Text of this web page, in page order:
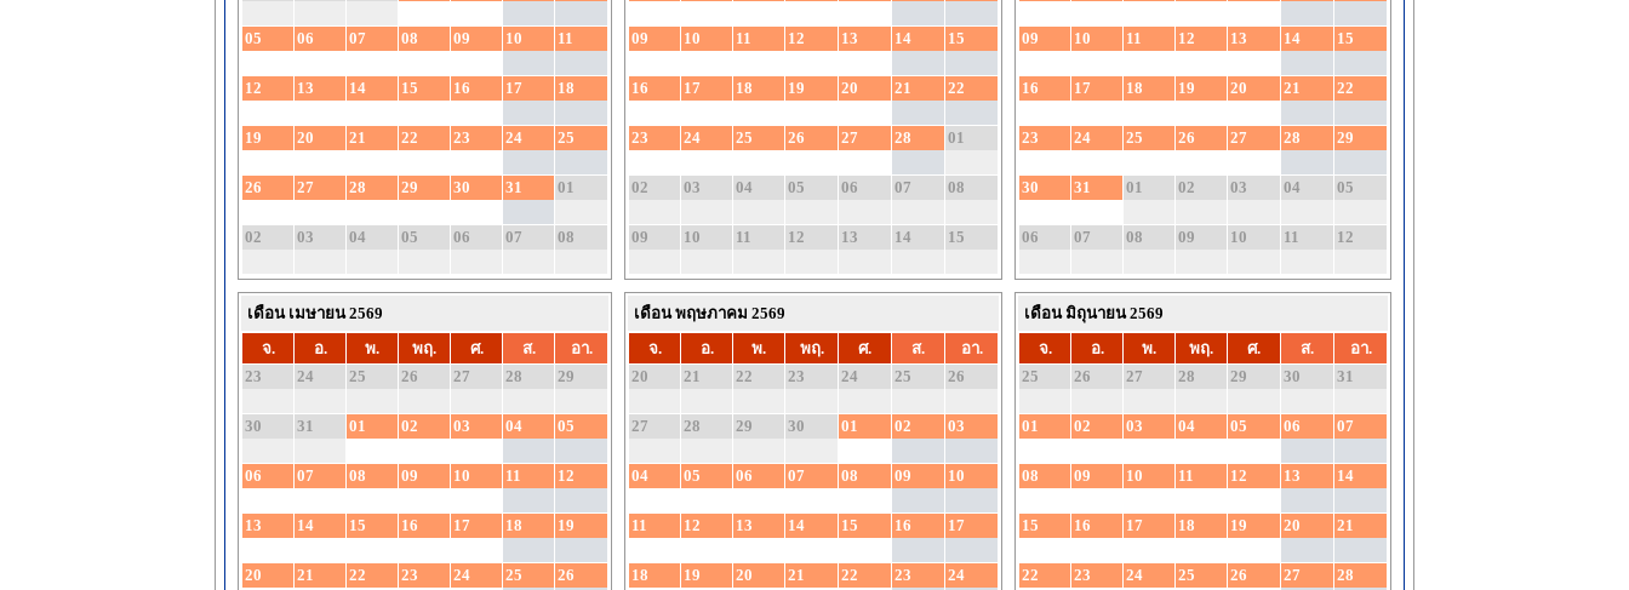
05 06 07 08 09 10 11
12 13 14 15 16 17 18
19 20 21 22 23 24 25
26 27 28 29 30 31 01
02 03 04 05 06 07 08
09 10 11 12 13 14 15
16 17 18 19 20 21 22
23 24 25 26 27 28 01
02 03 04 05 06 07 08
09 10 11 12 13 14 15
09 10 11 12 13 14 15
16 17 18 19 20 21 22
23 24 25 26 27 28 29
30 31 01 02 03 04 05
06 07 08 09 10 11 12
เดือน เมษายน 2569
จ.
อ. พ. พฤ. ศ. ส.
อา.
23
24 25 26 27 28 29
30 31 01 02 03 04 05
06 07 08 09 10 11 12
13 14 15 16 17 18 19
20 21 22 23 24 25 26
เดือน พฤษภาคม 2569
จ.
อ. พ. พฤ. ศ. ส.
อา.
20
21 22 23 24 25 26
27 28 29 30 01 02 03
04 05 06 07 08 09 10
11 12 13 14 15 16 17
18 19 20 21 22 23 24
เดือน มิถุนายน 2569
จ.
อ. พ. พฤ. ศ. ส.
อา.
25
26 27 28 29 30 31
01 02 03 04 05 06 07
08 09 10 11 12 13 14
15 16 17 18 19 20 21
22 23 24 25 26 27 28